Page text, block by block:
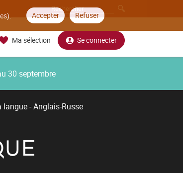
Accepter Refuser
Ma sélection Se connecter
30 septembre
- Anglais-Russe